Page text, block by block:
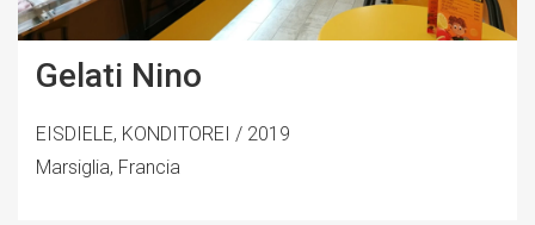
Gelati Nino
EISDIELE, KONDITOREI / 2019
Marsiglia, Francia